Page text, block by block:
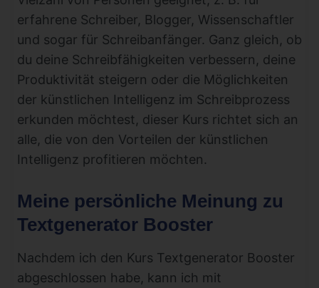
erfahrene Schreiber, Blogger, Wissenschaftler
und sogar für Schreibanfänger. Ganz gleich, ob
du deine Schreibfähigkeiten verbessern, deine
Produktivität steigern oder die Möglichkeiten
der künstlichen Intelligenz im Schreibprozess
erkunden möchtest, dieser Kurs richtet sich an
alle, die von den Vorteilen der künstlichen
Intelligenz profitieren möchten.
Meine persönliche Meinung zu
Textgenerator Booster
Nachdem ich den Kurs Textgenerator Booster
abgeschlossen habe, kann ich mit